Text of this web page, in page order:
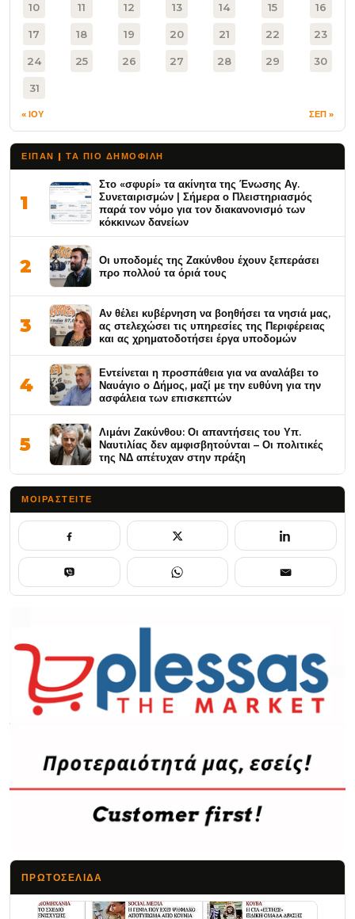
10 11 12 13 14 15 16
17 18 19 20 21 22 23
24 25 26 27 28 29 30
31
« ΙΟΥ ΣΕΠ »
ΕΙΠΑΝ | ΤΑ ΠΙΟ ΔΗΜΟΦΙΛΉ
1
Στο «σφυρί» τα ακίνητα της Ένωσης Αγ.
Συνεταιρισμών | Σήμερα ο Πλειστηριασμός
παρά τον νόμο για τον διακανονισμό των
κόκκινων δανείων
2
Οι υποδομές της Ζακύνθου έχουν ξεπεράσει
προ πολλού τα όριά τους
3
Αν θέλει κυβέρνηση να βοηθήσει τα νησιά μας,
ας στελεχώσει τις υπηρεσίες της Περιφέρειας
και ας χρηματοδοτήσει έργα υποδομών
4
Εντείνεται η προσπάθεια για να αναλάβει το
Ναυάγιο ο Δήμος, μαζί με την ευθύνη για την
ασφάλεια των επισκεπτών
5
Λιμάνι Ζακύνθου: Οι απαντήσεις του Υπ.
Ναυτιλίας δεν αμφισβητούνται – Οι πολιτικές
της ΝΔ απέτυχαν στην πράξη
ΜΟΙΡΑΣΤΕΊΤΕ
ΠΡΩΤΟΣΈΛΙΔΑ